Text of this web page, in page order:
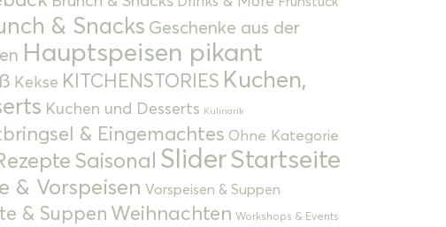
& Snacks Geschenke aus der
Hauptspeisen pikant
Kekse KITCHENSTORIES Kuchen,
Kuchen und Desserts Kulinarik
& Eingemachtes Ohne Kategorie
Saisonal SliderStartseite
& Vorspeisen Vorspeisen & Suppen
& Suppen Weihnachten Workshops & Events